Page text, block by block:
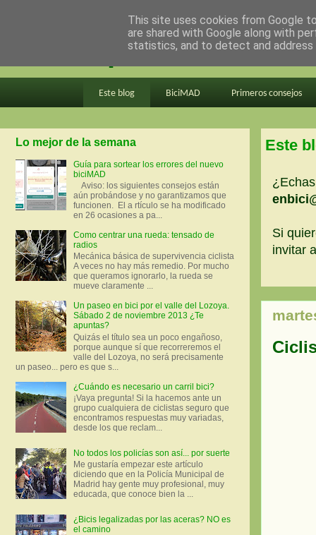
en bici por madrid
Este blog BiciMAD Primeros consejos
Este
Si
invitar
Lo mejor de la semana
Guía para sortear los errores del nuevo
biciMAD
Aviso: los siguientes consejos están
aún probándose y no garantizamos que
funcionen. El a rtículo se ha modificado
en 26 ocasiones a pa...
Como centrar una rueda: tensado de
radios
Mecánica básica de supervivencia ciclista
A veces no hay más remedio. Por mucho
que queramos ignorarlo, la rueda se
mueve claramente ...
Un paseo en bici por el valle del Lozoya.
Sábado 2 de noviembre 2013 ¿Te
apuntas?
Quizás el título sea un poco engañoso,
porque aunque sí que recorreremos el
valle del Lozoya, no será precisamente
un paseo... pero es que s...
¿Cuándo es necesario un carril bici?
¡Vaya pregunta! Si la hacemos ante un
grupo cualquiera de ciclistas seguro que
encontramos respuestas muy variadas,
desde los que reclam...
No todos los policías son así... por suerte
Me gustaría empezar este artículo
diciendo que en la Policía Municipal de
Madrid hay gente muy profesional, muy
educada, que conoce bien la ...
¿Bicis legalizadas por las aceras? NO es
el camino
This site uses cookies from Google
are shared with Google along with
statistics, and to detect and address